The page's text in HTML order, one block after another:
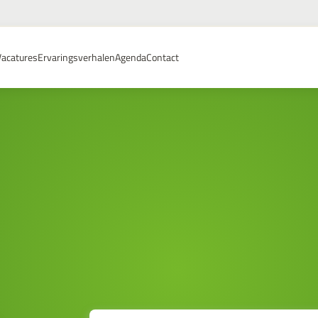
ErvaringsverhalenAgendaContact